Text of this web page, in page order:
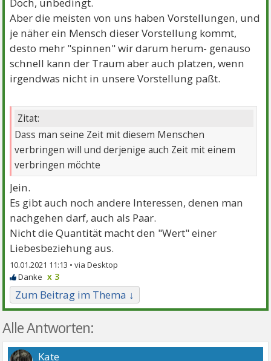
Doch, unbedingt.
Aber die meisten von uns haben Vorstellungen, und
je näher ein Mensch dieser Vorstellung kommt,
desto mehr "spinnen" wir darum herum- genauso
schnell kann der Traum aber auch platzen, wenn
irgendwas nicht in unsere Vorstellung paßt.
Zitat:
Dass man seine Zeit mit diesem Menschen
verbringen will und derjenige auch Zeit mit einem
verbringen möchte
Jein.
Es gibt auch noch andere Interessen, denen man
nachgehen darf, auch als Paar.
Nicht die Quantität macht den "Wert" einer
Liebesbeziehung aus.
10.01.2021 11:13 •
x 3
Zum Beitrag im Thema ↓
Alle Antworten:
Kate